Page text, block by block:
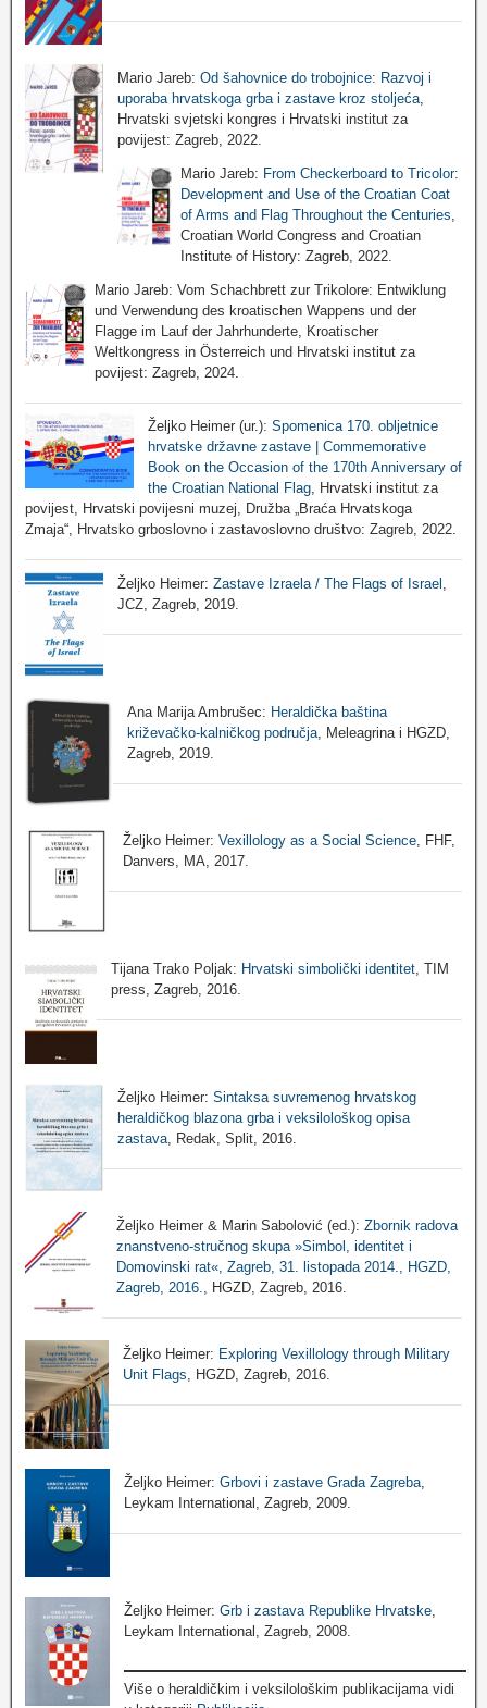
Mario Jareb: Od šahovnice do trobojnice: Razvoj i
uporaba hrvatskoga grba i zastave kroz stoljeća,
Hrvatski svjetski kongres i Hrvatski institut za
povijest: Zagreb, 2022.
Mario Jareb: From Checkerboard to Tricolor:
Development and Use of the Croatian Coat
of Arms and Flag Throughout the Centuries
Croatian World Congress and Croatian
Institute of History: Zagreb, 2022.
Mario Jareb: Vom Schachbrett zur Trikolore: Entwiklung
und Verwendung des kroatischen Wappens und der
Flagge im Lauf der Jahrhunderte, Kroatischer
Weltkongress in Österreich und Hrvatski institut za
povijest: Zagreb, 2024.
Željko Heimer (ur.): Spomenica 170. obljetnice
hrvatske državne zastave | Commemorative
Book on the Occasion of the 170th Anniversary of
the Croatian National Flag, Hrvatski institut za
povijest, Hrvatski povijesni muzej, Družba „Braća Hrvatskoga
Zmaja“, Hrvatsko grboslovno i zastavoslovno društvo: Zagreb, 2022.
Željko Heimer:Zastave Izraela / The Flags of Israel
JCZ, Zagreb, 2019.
Ana Marija Ambrušec: Heraldička baština
križevačko-kalničkog područja, Meleagrina i HGZD,
Zagreb, 2019.
Željko Heimer:Vexillology as a Social Science , FHF,
Danvers, MA, 2017.
Tijana Trako Poljak: Hrvatski simbolički identitet , TIM
press, Zagreb, 2016.
Željko Heimer: Sintaksa suvremenog hrvatskog
heraldičkog blazona grba i veksilološkog opisa
zastava, Redak, Split, 2016.
Željko Heimer & Marin Sabolović (ed.): Zbornik radova
znanstveno-stručnog skupa »Simbol, identitet i
Domovinski rat«, Zagreb, 31. listopada 2014., HGZD,
Zagreb, 2016.
, HGZD, Zagreb, 2016.
Željko Heimer: Exploring Vexillology through Military
Unit Flags , HGZD, Zagreb, 2016.
Željko Heimer: Grbovi i zastave Grada Zagreba
Leykam International, Zagreb, 2009.
Željko Heimer:Grb i zastava Republike Hrvatske
Leykam International, Zagreb, 2008.
Više o heraldičkim i veksilološkim publikacijama vidi